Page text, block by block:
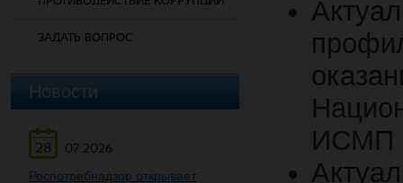
ЗАДАТЬ ВОПРОС
Новости
28
07.2026
Роспотребнадзор открывает
ИСМП